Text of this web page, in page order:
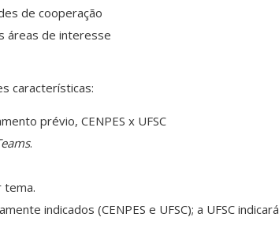
de cooperação
áreas de interesse
características:
prévio, CENPES x UFSC
.
tema.
indicados (CENPES e UFSC); a UFSC indicará